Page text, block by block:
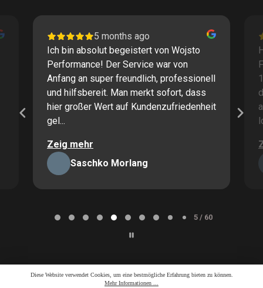
Diese Website verwendet Cookies, um eine bestmögliche Erfahrung bieten zu können.
Mehr Informationen ...
5 months ago
Ich bin absolut begeistert von Wojsto
Performance! Der Service war von
Anfang an super freundlich, professionell
und hilfsbereit. Man merkt sofort, dass
hier großer Wert auf Kundenzufriedenheit
gel...
Zeig mehr
Saschko Morlang
5 / 60